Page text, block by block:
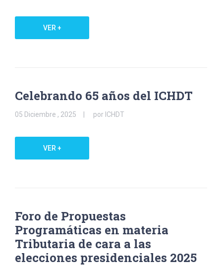
VER +
Celebrando 65 años del ICHDT
05 Diciembre , 2025 por ICHDT
VER +
Foro de Propuestas
Programáticas en materia
Tributaria de cara a las
elecciones presidenciales 2025